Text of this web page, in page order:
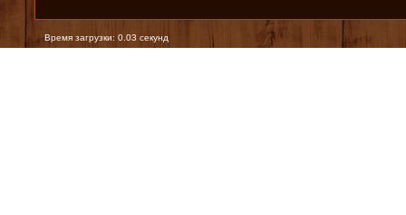
Время загрузки: 0.03 секунд